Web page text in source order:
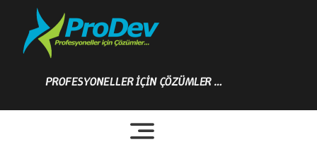
content
PROFESYONELLER İÇİN ÇÖZÜMLER …